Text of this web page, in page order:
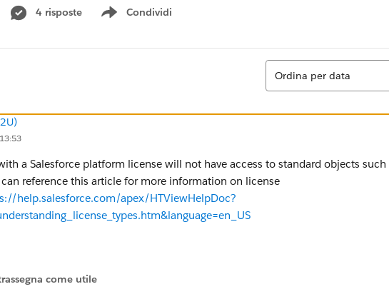
4 risposte Condividi
Show menu
Ordina
Ordina per data
a Salesforce platform license will not have access to standard objects such
can reference this article for more information on license
help.salesforce.com/apex/HTViewHelpDoc?
come utile